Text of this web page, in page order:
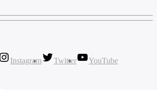
Instagram Twitter
YouTube